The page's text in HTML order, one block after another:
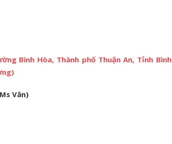
Bình Hòa, Thành phố Thuận An, Tỉnh Bình
Vân)